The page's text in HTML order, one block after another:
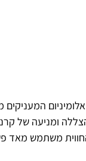
ומניעה של
משתמש מאד